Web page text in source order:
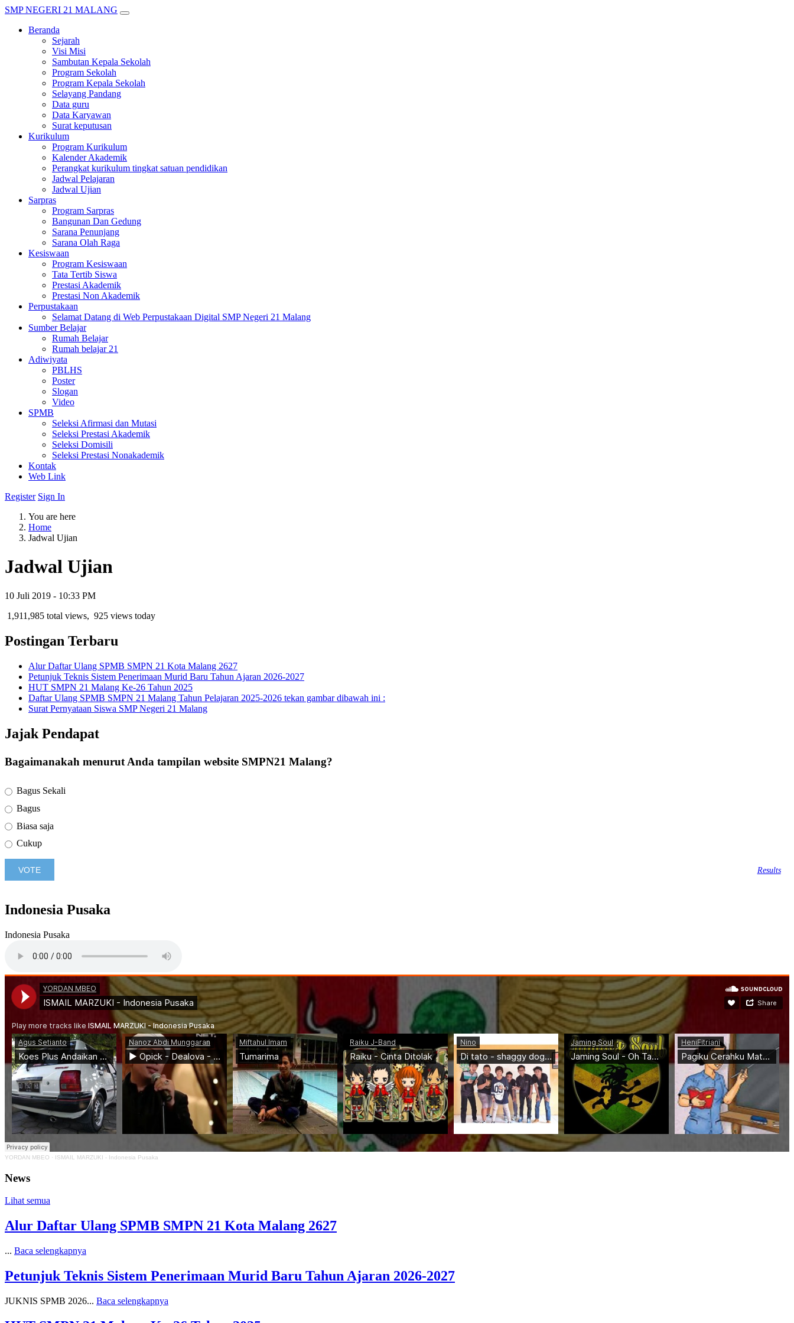
SMP NEGERI 21 MALANG
Beranda
Sejarah
Visi Misi
Sambutan Kepala Sekolah
Program Sekolah
Program Kepala Sekolah
Selayang Pandang
Data guru
Data Karyawan
Surat keputusan
Kurikulum
Program Kurikulum
Kalender Akademik
Perangkat kurikulum tingkat satuan pendidikan
Jadwal Pelajaran
Jadwal Ujian
Sarpras
Program Sarpras
Bangunan Dan Gedung
Sarana Penunjang
Sarana Olah Raga
Kesiswaan
Program Kesiswaan
Tata Tertib Siswa
Prestasi Akademik
Prestasi Non Akademik
Perpustakaan
Selamat Datang di Web Perpustakaan Digital SMP Negeri 21 Malang
Sumber Belajar
Rumah Belajar
Rumah belajar 21
Adiwiyata
PBLHS
Poster
Slogan
Video
SPMB
Seleksi Afirmasi dan Mutasi
Seleksi Prestasi Akademik
Seleksi Domisili
Seleksi Prestasi Nonakademik
Kontak
Web Link
Register Sign In
You are here
Home
Jadwal Ujian
Jadwal Ujian
10 Juli 2019 - 10:33 PM
1,911,985 total views, 925 views today
Postingan Terbaru
Alur Daftar Ulang SPMB SMPN 21 Kota Malang 2627
Petunjuk Teknis Sistem Penerimaan Murid Baru Tahun Ajaran 2026-2027
HUT SMPN 21 Malang Ke-26 Tahun 2025
Daftar Ulang SPMB SMPN 21 Malang Tahun Pelajaran 2025-2026 tekan gambar dibawah ini :
Surat Pernyataan Siswa SMP Negeri 21 Malang
Jajak Pendapat
Bagaimanakah menurut Anda tampilan website SMPN21 Malang?
Bagus Sekali
Bagus
Biasa saja
Cukup
Results
Indonesia Pusaka
Indonesia Pusaka
YORDAN MBEO · ISMAIL MARZUKI - Indonesia Pusaka
News
Lihat semua
Alur Daftar Ulang SPMB SMPN 21 Kota Malang 2627
... Baca selengkapnya
Petunjuk Teknis Sistem Penerimaan Murid Baru Tahun Ajaran 2026-2027
JUKNIS SPMB 2026... Baca selengkapnya